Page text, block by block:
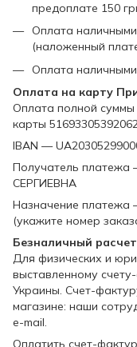
предоплате 150
Оплата
(наложенный
Оплата
Оплата на карту
Оплата полной суммы
карты
IBAN —
Получатель
СЕРГИЕВНА
Назначение платежа
(укажите номер
Безналичный
Для физических и
выставленному
Украины. Счет-
магазине: наши
e-mail.
Оплатить счет-